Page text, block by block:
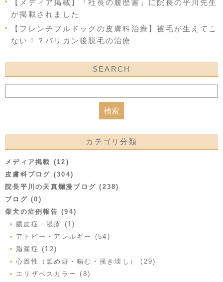
【メディア掲載】「社長の履歴書」に院長の平川先生
が掲載されました
【フレンチブルドッグの皮膚科治療】被毛が生えてこ
ない！？バリカン後脱毛の治療
SEARCH
カテゴリ分類
メディア掲載 (12)
皮膚科ブログ (304)
院長平川の天真爛漫ブログ (238)
ブログ (0)
柴犬の症例報告 (94)
膿皮症・湿疹 (1)
アトピー・アレルギー (54)
脂漏症 (12)
心因性（舐め癖・噛む・掻き壊し） (29)
エリザベスカラー (8)